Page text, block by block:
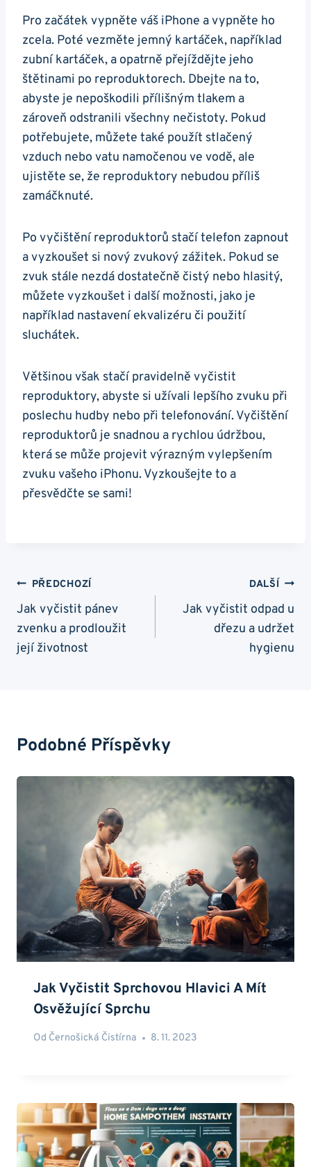
Pro začátek vypněte váš iPhone a vypněte ho
zcela. Poté vezměte jemný kartáček, například
zubní kartáček, a opatrně přejíždějte jeho
štětinami po reproduktorech. Dbejte na to,
abyste je nepoškodili přílišným tlakem a
zároveň odstranili všechny nečistoty. Pokud
potřebujete, můžete také použít stlačený
vzduch nebo vatu namočenou ve vodě, ale
ujistěte se, že reproduktory nebudou příliš
zamáčknuté.
Po vyčištění reproduktorů stačí telefon zapnout
a vyzkoušet si nový zvukový zážitek. Pokud se
zvuk stále nezdá dostatečně čistý nebo hlasitý,
můžete vyzkoušet i další možnosti, jako je
například nastavení ekvalizéru či použití
sluchátek.
Většinou však stačí pravidelně vyčistit
reproduktory, abyste si užívali lepšího zvuku při
poslechu hudby nebo při telefonování. Vyčištění
reproduktorů je snadnou a rychlou údržbou,
která se může projevit výrazným vylepšením
zvuku vašeho iPhonu. Vyzkoušejte to a
přesvědčte se sami!
Navigace
Pro
Příspěvek
PŘEDCHOZÍ
Jak vyčistit pánev
zvenku a prodloužit
její životnost
DALŠÍ
Jak vyčistit odpad u
dřezu a udržet
hygienu
Podobné Příspěvky
Jak Vyčistit Sprchovou Hlavici A Mít
Osvěžující Sprchu
Od Černošická Čistírna 8. 11. 2023